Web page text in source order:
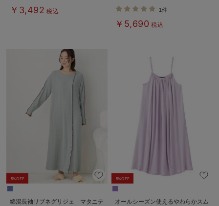
ニティ・産後【出産後も長く使え
る】
￥3,492 税込
乳パジャマ【産後も長く着られる】
1件
￥5,690 税込
5%OFF
綿混長袖リブネグリジェ マタニテ
5%OFF
オールシーズン使えるやわらかスム